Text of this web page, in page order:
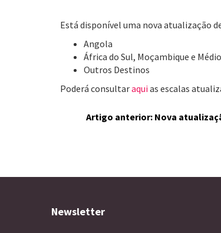
Está disponível uma nova atualização
Angola
África do Sul, Moçambique e
Outros Destinos
Poderá consultaraqui as escalas
Artigo anterior: Nova
Newsletter